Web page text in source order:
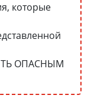
которые
ОПАСНЫМ